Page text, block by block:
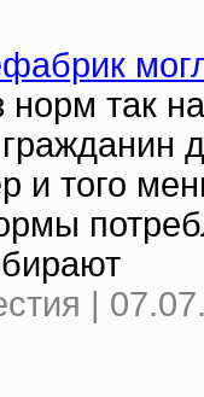
норм так
и того
|